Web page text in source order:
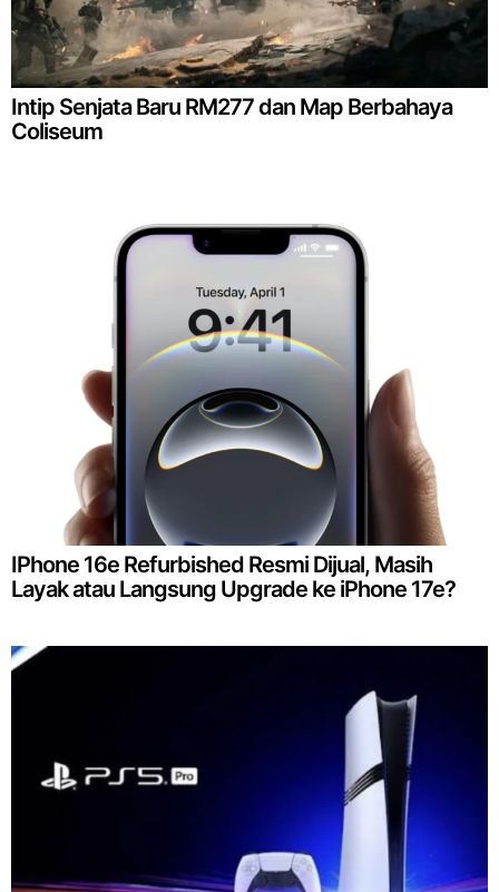
Intip Senjata Baru RM277 dan Map Berbahaya
Coliseum
IPhone 16e Refurbished Resmi Dijual, Masih
Layak atau Langsung Upgrade ke iPhone 17e?